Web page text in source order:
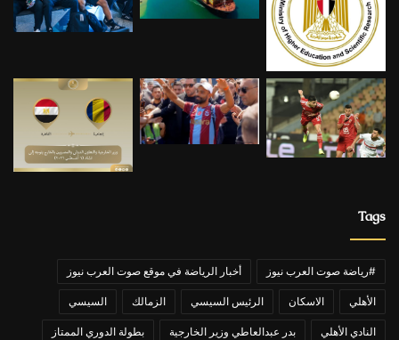
Tags
#رياضة صوت العرب نيوز أخبار الرياضة في موقع صوت العرب نيوز
الأهلي الاسكان الرئيس السيسي الزمالك السيسي
النادي الأهلي بدر عبدالعاطي وزير الخارجية بطولة الدوري الممتاز